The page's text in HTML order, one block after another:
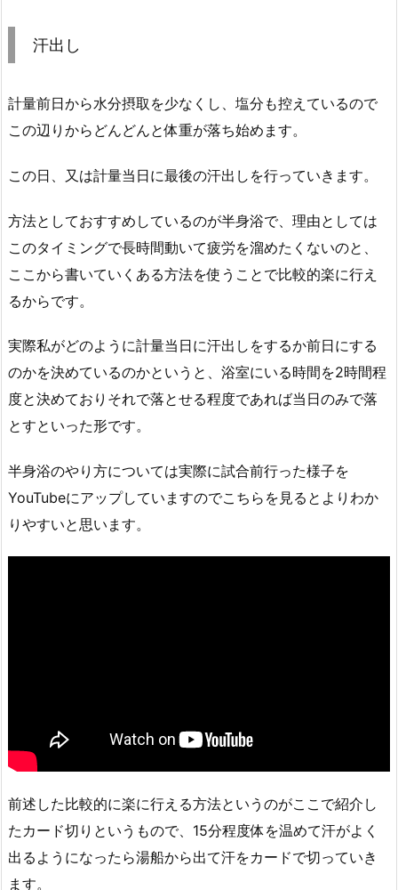
汗出し
計量前日から水分摂取を少なくし、塩分も控えているので
この辺りからどんどんと体重が落ち始めます。
この日、又は計量当日に最後の汗出しを行っていきます。
方法としておすすめしているのが半身浴で、理由としては
このタイミングで長時間動いて疲労を溜めたくないのと、
ここから書いていくある方法を使うことで比較的楽に行え
るからです。
実際私がどのように計量当日に汗出しをするか前日にする
のかを決めているのかというと、浴室にいる時間を2時間程
度と決めておりそれで落とせる程度であれば当日のみで落
とすといった形です。
半身浴のやり方については実際に試合前行った様子を
YouTubeにアップしていますのでこちらを見るとよりわか
りやすいと思います。
前述した比較的に楽に行える方法というのがここで紹介し
たカード切りというもので、15分程度体を温めて汗がよく
出るようになったら湯船から出て汗をカードで切っていき
ます。